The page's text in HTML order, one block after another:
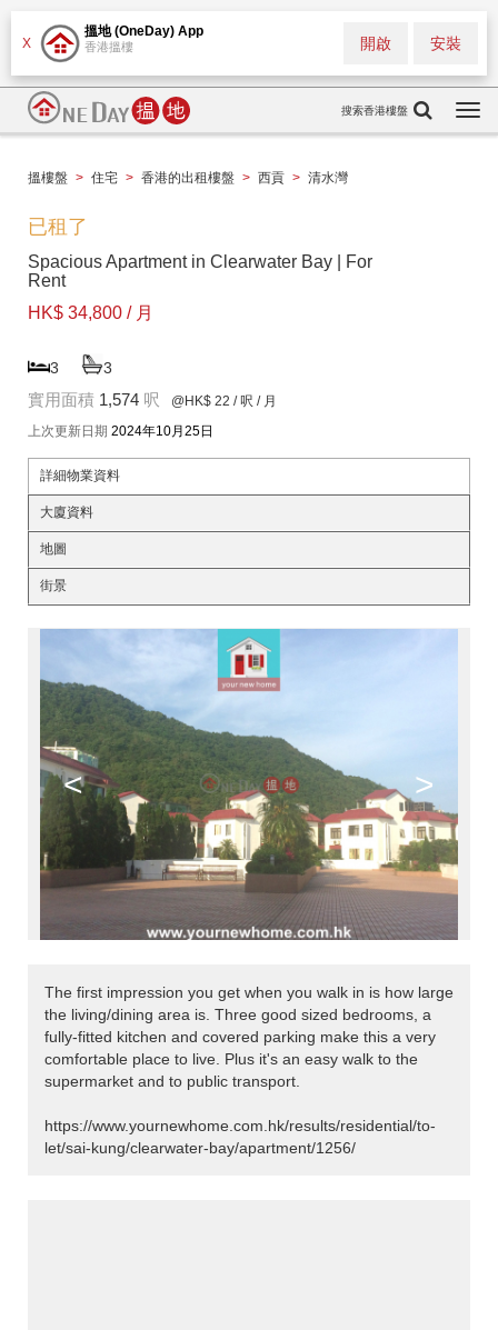
X
搵地 (OneDay) App
香港搵樓 安裝
開啟
搜索香港樓盤
搵樓盤 > 住宅 > 香港的出租樓盤 > 西貢 > 清水灣
已租了
Spacious Apartment in Clearwater Bay | For
Rent
HK$ 34,800 / 月
3 3
實用面積 1,574 呎 @HK$ 22 / 呎 / 月
上次更新日期 2024年10月25日
詳細物業資料
大廈資料
地圖
街景
< >
The first impression you get when you walk in is how large
the living/dining area is. Three good sized bedrooms, a
fully-fitted kitchen and covered parking make this a very
comfortable place to live. Plus it's an easy walk to the
supermarket and to public transport.
https://www.yournewhome.com.hk/results/residential/to-
let/sai-kung/clearwater-bay/apartment/1256/